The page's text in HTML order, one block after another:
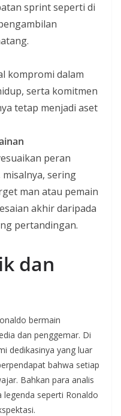
sprint seperti di
kompromi dalam
serta komitmen
tetap menjadi aset
peran
misalnya, sering
man atau pemain
akhir daripada
pertandingan.
dan
bermain
dan penggemar. Di
dedikasinya yang luar
bahwa setiap
Bahkan para analis
seperti Ronaldo